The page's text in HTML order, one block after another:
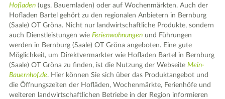
Hofladen (ugs. Bauernladen) oder auf Wochenmärkten. Auch der
Hofladen Bartel gehört zu den regionalen Anbietern in Bernburg
(Saale) OT Gröna. Nicht nur landwirtschaftliche Produkte, sondern
auch Dienstleistungen wieFerienwohnungen und Führungen
werden in Bernburg (Saale) OT Gröna angeboten. Eine gute
Möglichkeit, um Direktvermarkter wie Hofladen Bartel in Bernburg
(Saale) OT Gröna zu finden, ist die Nutzung der WebseiteMein-
Bauernhof.de. Hier können Sie sich über das Produktangebot und
die Öffnungszeiten der Hofläden, Wochenmärkte, Ferienhöfe und
weiteren landwirtschaftlichen Betriebe in der Region informieren